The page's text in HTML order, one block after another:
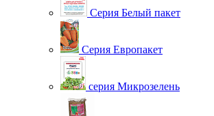
Серия Белый пакет
Серия Европакет
серия Микрозелень